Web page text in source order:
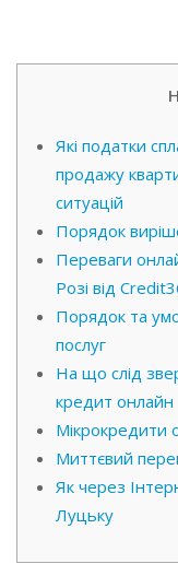
Які податки
продажу
ситуацій
Порядок
Переваги
Розі від
Порядок та
послуг
На що слід
кредит онлайн
Мікрокредити
Миттєвий
Як через
Луцьку